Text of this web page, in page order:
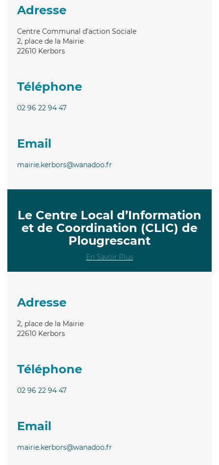
Adresse
Centre Communal d'action Sociale
2, place de la Mairie
22610 Kerbors
Téléphone
02 96 22 94 47
Email
mairie.kerbors@wanadoo.fr
Le Centre Local d’Information
et de Coordination (CLIC) de
Plougrescant
En Savoir Plus
Adresse
2, place de la Mairie
22610 Kerbors
Téléphone
02 96 22 94 47
Email
mairie.kerbors@wanadoo.fr